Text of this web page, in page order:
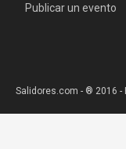
Publicar un evento
Salidores.com - ® 2016 -